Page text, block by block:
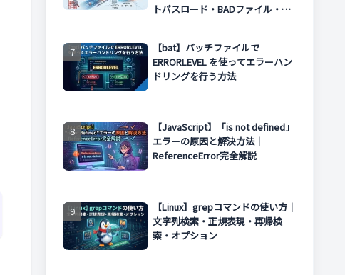
トパスロード・BADファイル・エ
【bat】バッチファイルで
ERRORLEVEL を使ってエラーハン
ドリングを行う方法
【JavaScript】「is not defined」
エラーの原因と解決方法｜
ReferenceError完全解説
【Linux】grepコマンドの使い方｜
文字列検索・正規表現・再帰検
索・オプション